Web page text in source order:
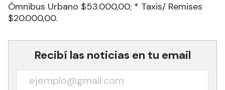
Ómnibus Urbano $53.000,00; * Taxis/ Remises
$20.000,00.
Recibí las noticias en tu email